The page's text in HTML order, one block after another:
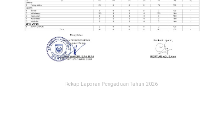
Rekap Laporan Pengaduan Tahun 2026